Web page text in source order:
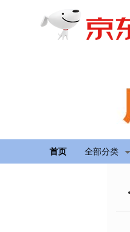
首页 全部分类